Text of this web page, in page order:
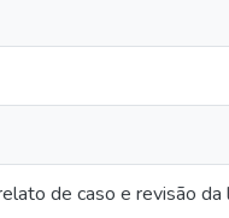
de caso e revisão da